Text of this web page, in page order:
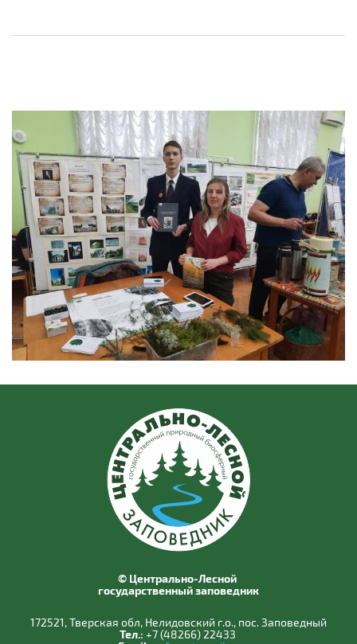
© Центрально-Лесной
государственный заповедник
172521, Тверская обл, Нелидовский г.о., пос. Заповедный
Тел.: +7 (48266) 22433